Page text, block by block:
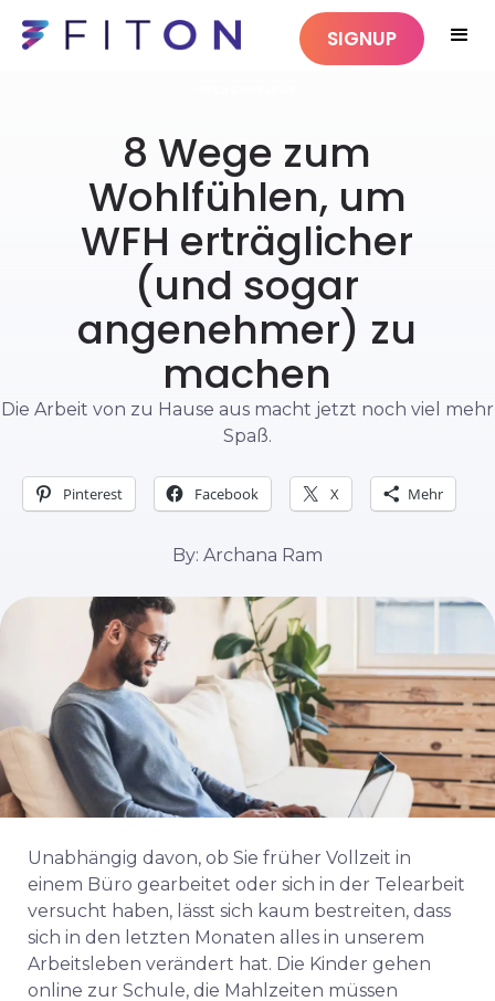
SIGNUP
8 Wege zum
Wohlfühlen, um
WFH erträglicher
(und sogar
angenehmer) zu
machen
Die Arbeit von zu Hause aus macht jetzt noch viel mehr
Spaß.
Pinterest Facebook X Mehr
By: Archana Ram
Unabhängig davon, ob Sie früher Vollzeit in
einem Büro gearbeitet oder sich in der Telearbeit
versucht haben, lässt sich kaum bestreiten, dass
sich in den letzten Monaten alles in unserem
Arbeitsleben verändert hat. Die Kinder gehen
online zur Schule, die Mahlzeiten müssen